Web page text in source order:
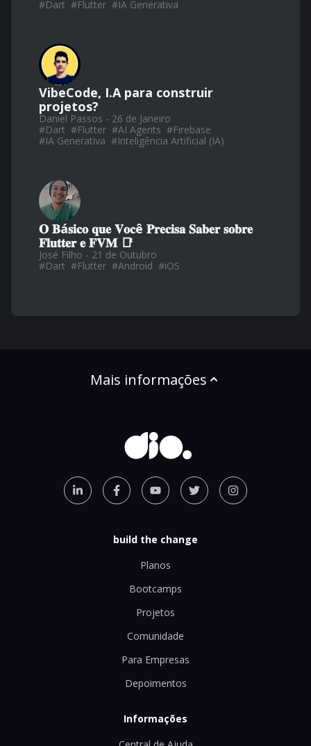
#Dart #Flutter #IA Generativa
VibeCode, I.A para construir
projetos?
Daniel Passos - 26 de Janeiro
#Dart #Flutter #AI Agents #Firebase
#IA Generativa #Inteligência Artificial (IA)
𝐎 𝐁á𝐬𝐢𝐜𝐨 𝐪𝐮𝐞 𝐕𝐨𝐜ê 𝐏𝐫𝐞𝐜𝐢𝐬𝐚 𝐒𝐚𝐛𝐞𝐫 𝐬𝐨𝐛𝐫𝐞
𝐅𝐥𝐮𝐭𝐭𝐞𝐫 𝐞 𝐅𝐕𝐌 📑
José Filho - 21 de Outubro
#Dart #Flutter #Android #iOS
Mais informações
build the change
Planos
Bootcamps
Projetos
Comunidade
Para Empresas
Depoimentos
Informações